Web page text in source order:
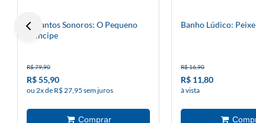
Encantos Sonoros: O Pequeno
Príncipe
R$ 79,90
R$ 55,90
ou 2x de R$ 27,95 sem juros
Banho Lúdico: Peixe
R$ 16,90
R$ 11,80
à vista